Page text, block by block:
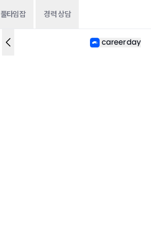
풀타임잡 경력 상담